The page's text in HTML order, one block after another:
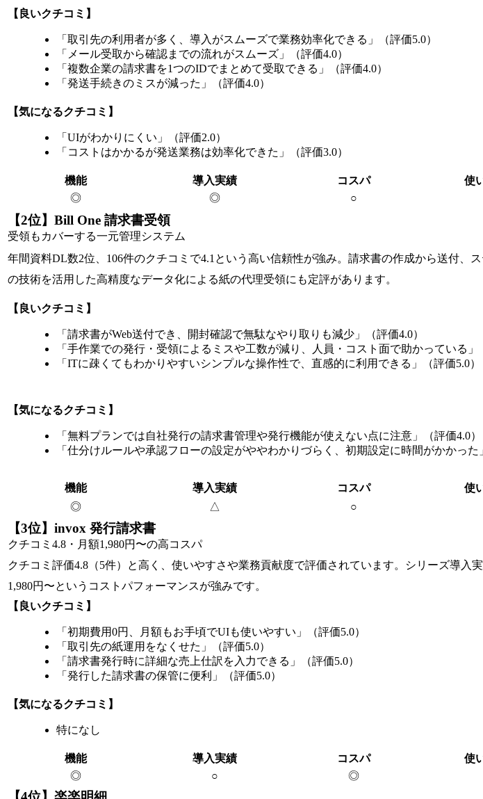
【良いクチコミ】
「取引先の利用者が多く、導入がスムーズで業務効率化できる」（評価5.0）
「メール受取から確認までの流れがスムーズ」（評価4.0）
「複数企業の請求書を1つのIDでまとめて受取できる」（評価4.0）
「発送手続きのミスが減った」（評価4.0）
【気になるクチコミ】
「UIがわかりにくい」（評価2.0）
「コストはかかるが発送業務は効率化できた」（評価3.0）
機能 導入実績 コスパ 使
◎
◎ ○
【2位】Bill One 請求書受領
受領もカバーする一元管理システム
年間資料DL数2位、106件のクチコミで4.1という高い信頼性が強み。請求書の作成から送付、
の技術を活用した高精度なデータ化による紙の代理受領にも定評があります。
【良いクチコミ】
「請求書がWeb送付でき、開封確認で無駄なやり取りも減少」（評価4.0）
「手作業での発行・受領によるミスや工数が減り、人員・コスト面で助かっている」
「ITに疎くてもわかりやすいシンプルな操作性で、直感的に利用できる」（評価5.0）
【気になるクチコミ】
「無料プランでは自社発行の請求書管理や発行機能が使えない点に注意」（評価4.0）
「仕分けルールや承認フローの設定がややわかりづらく、初期設定に時間がかかった
機能 導入実績 コスパ 使
◎
△ ○
【3位】invox 発行請求書
クチコミ4.8・月額1,980円〜の高コスパ
クチコミ評価4.8（5件）と高く、使いやすさや業務貢献度で評価されています。シリーズ導
1,980円〜というコストパフォーマンスが強みです。
【良いクチコミ】
「初期費用0円、月額もお手頃でUIも使いやすい」（評価5.0）
「取引先の紙運用をなくせた」（評価5.0）
「請求書発行時に詳細な売上仕訳を入力できる」（評価5.0）
「発行した請求書の保管に便利」（評価5.0）
【気になるクチコミ】
特になし
機能 導入実績 コスパ 使
◎
○ ◎